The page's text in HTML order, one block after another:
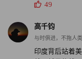
49
高千钧
与时俱进，不拖人类
印度背后站着